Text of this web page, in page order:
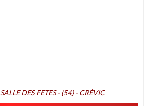
SALLE DES FETES - (54) - CRÉVIC